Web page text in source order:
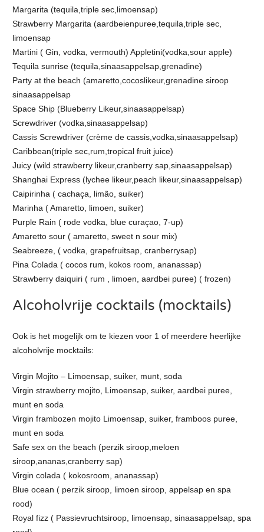
Margarita (tequila,triple sec,limoensap)
Strawberry Margarita (aardbeienpuree,tequila,triple sec,
limoensap
Martini ( Gin, vodka, vermouth) Appletini(vodka,sour apple)
Tequila sunrise (tequila,sinaasappelsap,grenadine)
Party at the beach (amaretto,cocoslikeur,grenadine siroop
sinaasappelsap
Space Ship (Blueberry Likeur,sinaasappelsap)
Screwdriver (vodka,sinaasappelsap)
Cassis Screwdriver (crème de cassis,vodka,sinaasappelsap)
Caribbean(triple sec,rum,tropical fruit juice)
Juicy (wild strawberry likeur,cranberry sap,sinaasappelsap)
Shanghai Express (lychee likeur,peach likeur,sinaasappelsap)
Caipirinha ( cachaça, limão, suiker)
Marinha ( Amaretto, limoen, suiker)
Purple Rain ( rode vodka, blue curaçao, 7-up)
Amaretto sour ( amaretto, sweet n sour mix)
Seabreeze, ( vodka, grapefruitsap, cranberrysap)
Pina Colada ( cocos rum, kokos room, ananassap)
Strawberry daiquiri ( rum , limoen, aardbei puree) ( frozen)
Alcoholvrije cocktails (mocktails)
Ook is het mogelijk om te kiezen voor 1 of meerdere heerlijke
alcoholvrije mocktails:
Virgin Mojito – Limoensap, suiker, munt, soda
Virgin strawberry mojito, Limoensap, suiker, aardbei puree,
munt en soda
Virgin frambozen mojito Limoensap, suiker, framboos puree,
munt en soda
Safe sex on the beach (perzik siroop,meloen
siroop,ananas,cranberry sap)
Virgin colada ( kokosroom, ananassap)
Blue ocean ( perzik siroop, limoen siroop, appelsap en spa
rood)
Royal fizz ( Passievruchtsiroop, limoensap, sinaasappelsap, spa